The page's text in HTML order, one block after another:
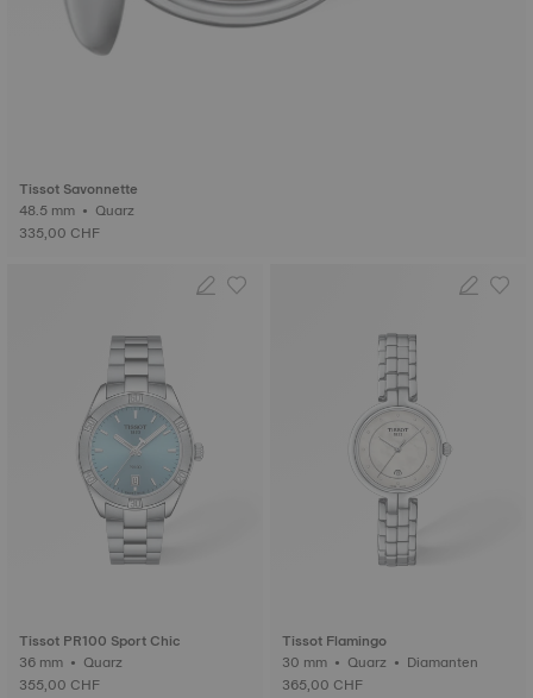
Tissot Savonnette
48.5 mm • Quarz
335,00 CHF
Tissot PR100 Sport Chic
36 mm • Quarz
355,00 CHF
Tissot Flamingo
30 mm • Quarz • Diamanten
365,00 CHF